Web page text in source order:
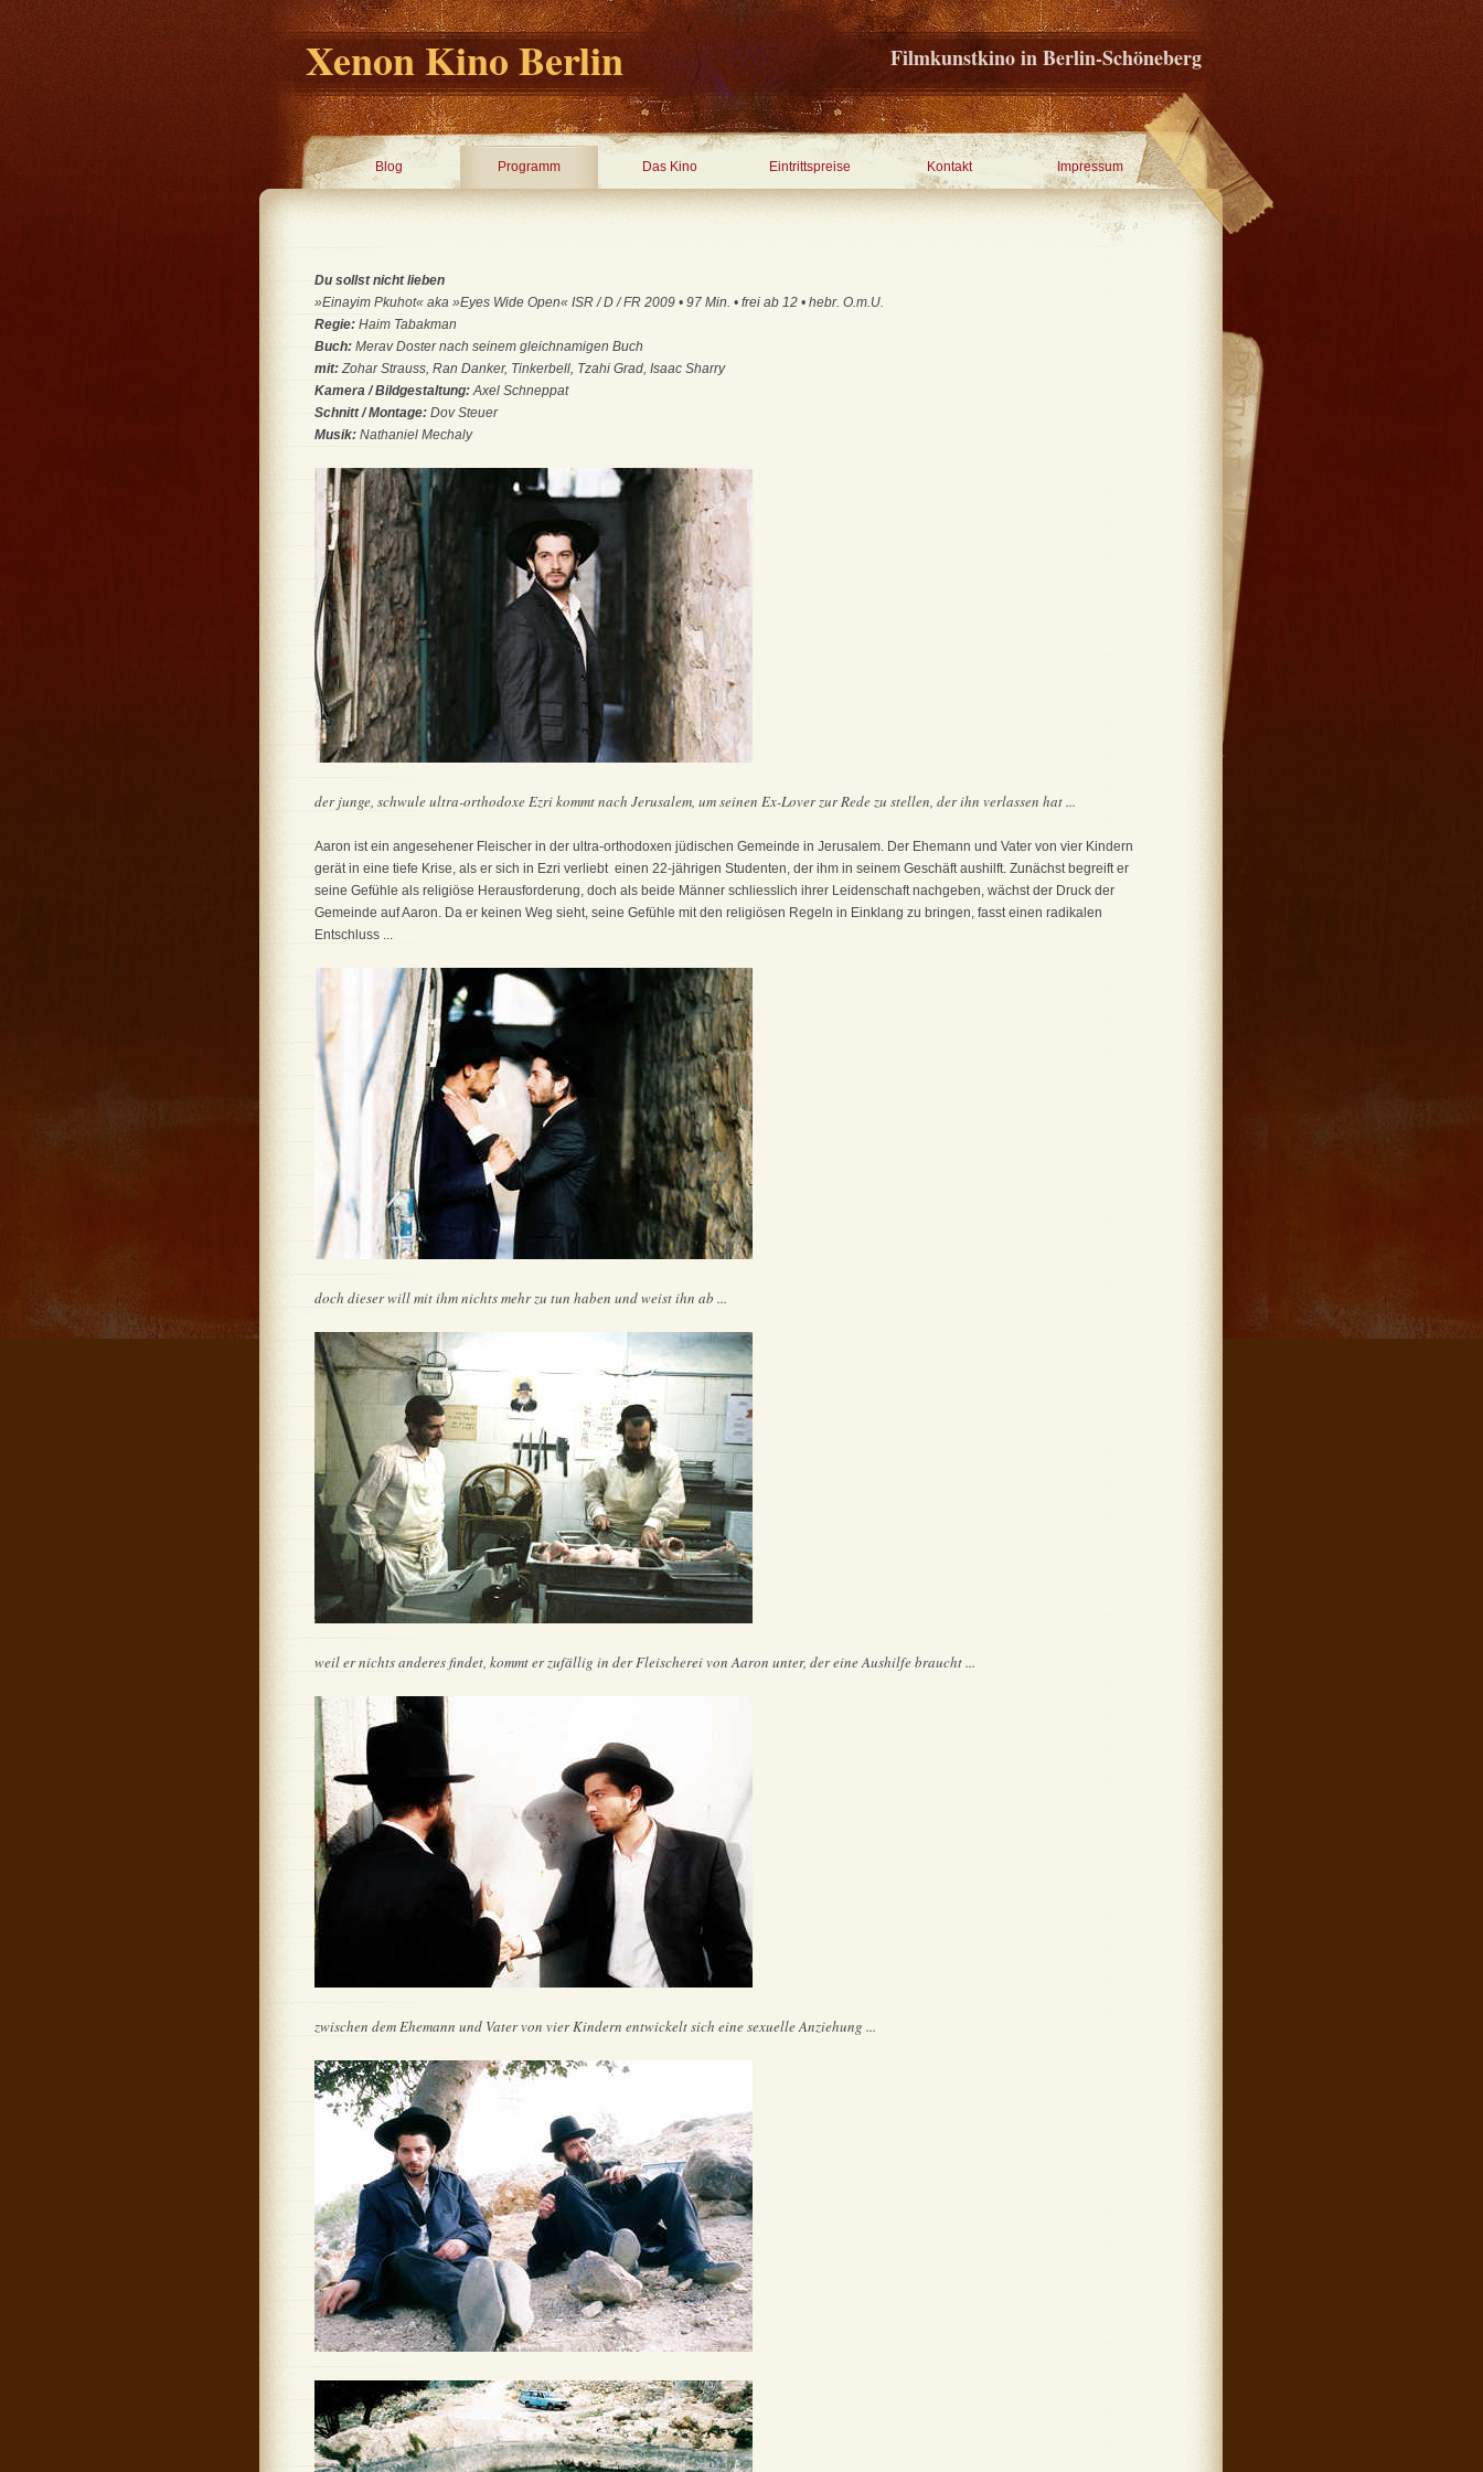
Xenon Kino Berlin Filmkunstkino in Berlin-Schöneberg
Blog Programm Das Kino Eintrittspreise Kontakt Impressum
Du sollst nicht lieben
»Einayim Pkuhot« aka »Eyes Wide Open« ISR / D / FR 2009 • 97 Min. • frei ab 12 • hebr. O.m.U.
Regie: Haim Tabakman
Buch: Merav Doster nach seinem gleichnamigen Buch
mit:Zohar Strauss, Ran Danker, Tinkerbell, Tzahi Grad, Isaac Sharry
Kamera / Bildgestaltung:Axel Schneppat
Schnitt / Montage: Dov Steuer
Musik: Nathaniel Mechaly
der junge, schwule ultra-orthodoxe Ezri kommt nach Jerusalem, um seinen Ex-Lover zur Rede zu stellen, der ihn verlassen hat ...
Aaron ist ein angesehener Fleischer in der ultra-orthodoxen jüdischen Gemeinde in Jerusalem. Der Ehemann und Vater von vier Kindern
gerät in eine tiefe Krise, als er sich in Ezri verliebt ­ einen 22-jährigen Studenten, der ihm in seinem Geschäft aushilft. Zunächst begreift er
seine Gefühle als religiöse Herausforderung, doch als beide Männer schliesslich ihrer Leidenschaft nachgeben, wächst der Druck der
Gemeinde auf Aaron. Da er keinen Weg sieht, seine Gefühle mit den religiösen Regeln in Einklang zu bringen, fasst einen radikalen
Entschluss ...
doch dieser will mit ihm nichts mehr zu tun haben und weist ihn ab ...
weil er nichts anderes findet, kommt er zufällig in der Fleischerei von Aaron unter, der eine Aushilfe braucht ...
zwischen dem Ehemann und Vater von vier Kindern entwickelt sich eine sexuelle Anziehung ...